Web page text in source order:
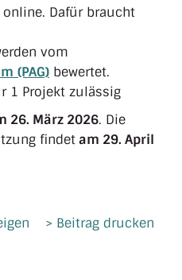
Dafür braucht
vom
(PAG) bewertet.
1 Projekt zulässig
26. März 2026. Die
findetam 29. April
> Beitrag drucken